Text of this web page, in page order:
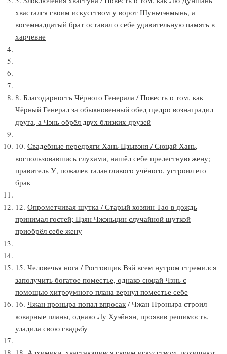
хвастался своим искусством у ворот Шуньчэнмынь, а
восемнадцатый брат оставил о себе удивительную память в
харчевне
8. Благодарность Чёрного Генерала / Повесть о том, как
Чёрный Генерал за обыкновенный обед щедро вознаградил
друга, а Чэнь обрёл двух близких друзей
10. Свадебные передряги Хань Цзывэня / Сюцай Хань,
воспользовавшись слухами, нашёл себе прелестную жену;
правитель У, пожалев талантливого учёного, устроил его
брак
12. Опрометчивая шутка / Старый хозяин Тао в дождь
принимал гостей; Цзян Чжэньцин случайной шуткой
приобрёл себе жену
15. Человечья нога / Ростовщик Вэй всем нутром стремился
заполучить богатое поместье, однако сюцай Чэнь с
помощью хитроумного плана вернул поместье себе
16. Чжан проныра попал впросак / Чжан Проныра строил
коварные планы, однако Лу Хуэйнян, проявив решимость,
уладила свою свадьбу